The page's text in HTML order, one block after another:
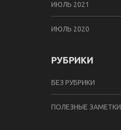
ИЮЛЬ 2021
ИЮЛЬ 2020
РУБРИКИ
БЕЗ РУБРИКИ
ПОЛЕЗНЫЕ ЗАМЕТКИ